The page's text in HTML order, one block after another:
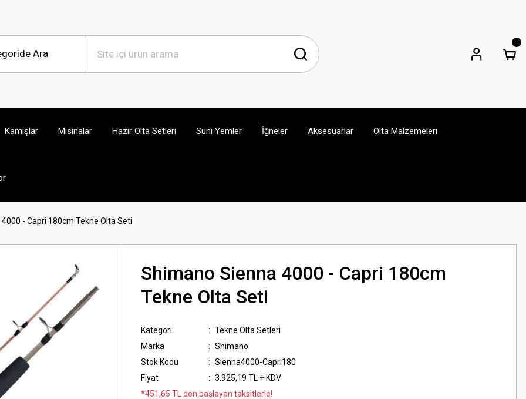
Kamışlar Misinalar Hazır Olta Setleri Suni Yemler İğneler Aksesuarlar Olta Malzemeleri
- Capri 180cm Tekne Olta Seti
Shimano Sienna 4000 - Capri 180cm
Tekne Olta Seti
Kategori
Tekne Olta Setleri
Marka
Shimano
Stok Kodu
Sienna4000-Capri180
Fiyat
3.925,19 TL + KDV
*451,65 TL den başlayan taksitlerle!